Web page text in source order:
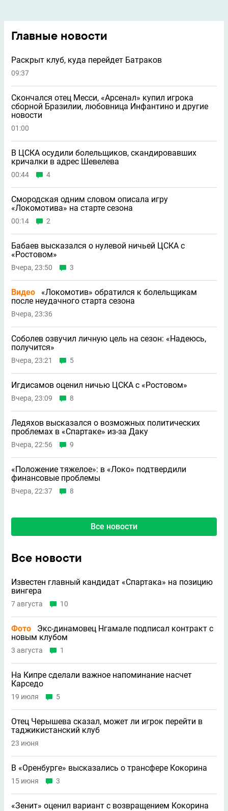
Главные новости
Раскрыт клуб, куда перейдет Батраков
09:37
Скончался отец Месси, «Арсенал» купил игрока
сборной Бразилии, любовница Инфантино и другие
новости
01:00
В ЦСКА осудили болельщиков, скандировавших
кричалки в адрес Шевелева
00:44 4
Смородская одним словом описала игру
«Локомотива» на старте сезона
00:14 2
Бабаев высказался о нулевой ничьей ЦСКА с
«Ростовом»
Вчера, 23:50 3
Видео
«Локомотив» обратился к болельщикам
после неудачного старта сезона
Вчера, 23:36
Соболев озвучил личную цель на сезон: «Надеюсь,
получится»
Вчера, 23:21 5
Игдисамов оценил ничью ЦСКА с «Ростовом»
Вчера, 23:09 8
Ледяхов высказался о возможных политических
проблемах в «Спартаке» из-за Даку
Вчера, 22:56 9
«Положение тяжелое»: в «Локо» подтвердили
финансовые проблемы
Вчера, 22:37 8
Все новости
Все новости
Известен главный кандидат «Спартака» на позицию
вингера
7 августа 10
Фото
Экс-динамовец Нгамале подписал контракт с
новым клубом
3 августа 1
На Кипре сделали важное напоминание насчет
Карседо
19 июля 5
Отец Черышева сказал, может ли игрок перейти в
таджикистанский клуб
23 июня
В «Оренбурге» высказались о трансфере Кокорина
15 июня 3
«Зенит» оценил вариант с возвращением Кокорина